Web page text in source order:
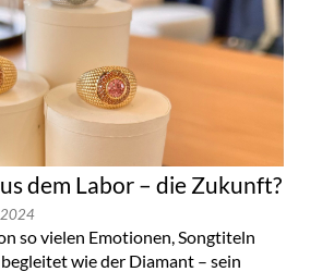
dem Labor – die Zukunft?
2024
so vielen Emotionen, Songtiteln
wie der Diamant – sein